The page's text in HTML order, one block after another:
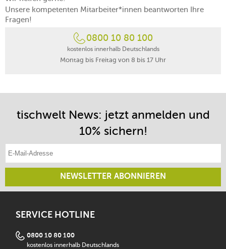
Unsere kompetenten Mitarbeiter*innen beantworten Ihre
Fragen!
0800 10 80 100
kostenlos innerhalb Deutschlands
Montag bis Freitag von 8 bis 17 Uhr
tischwelt News: jetzt anmelden und
10% sichern!
NEWSLETTER ABONNIEREN
SERVICE HOTLINE
0800 10 80 100
kostenlos innerhalb Deutschlands